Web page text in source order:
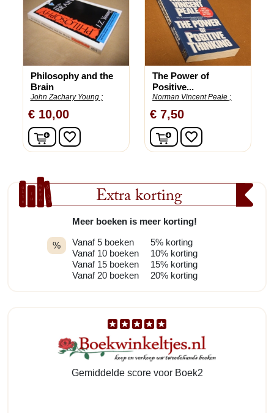
Extra korting
%
Meer boeken is meer korting!
Vanaf 5 boeken
Vanaf 10 boeken
Vanaf 15 boeken
Vanaf 20 boeken
5% korting
10% korting
15% korting
20% korting
Gemiddelde score voor Boek2
Philosophy and the
Brain
John Zachary Young ;
€ 10,00
In winkelwagen
favorite_border
The Power of
Positive...
Norman Vincent Peale ;
€ 7,50
In winkelwagen
favorite_border